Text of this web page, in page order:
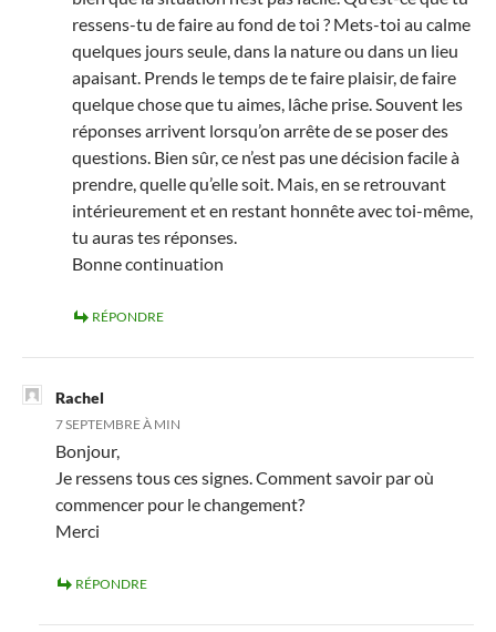
ressens-tu de faire au fond de toi ? Mets-toi au calme
quelques jours seule, dans la nature ou dans un lieu
apaisant. Prends le temps de te faire plaisir, de faire
quelque chose que tu aimes, lâche prise. Souvent les
réponses arrivent lorsqu’on arrête de se poser des
questions. Bien sûr, ce n’est pas une décision facile à
prendre, quelle qu’elle soit. Mais, en se retrouvant
intérieurement et en restant honnête avec toi-même,
tu auras tes réponses.
Bonne continuation
RÉPONDRE
Rachel
7 SEPTEMBRE À MIN
Bonjour,
Je ressens tous ces signes. Comment savoir par où
commencer pour le changement?
Merci
RÉPONDRE